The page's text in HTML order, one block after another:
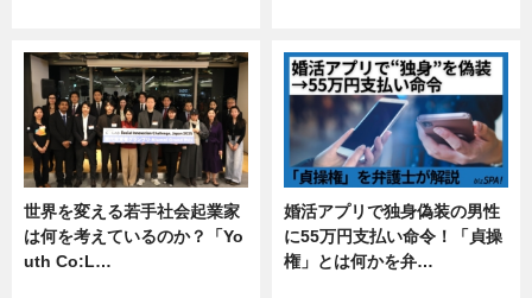
世界を変える若手社会起業家
は何を考えているのか？「Yo
uth Co:L…
婚活アプリで独身偽装の男性
に55万円支払い命令！「貞操
権」とは何かを弁…